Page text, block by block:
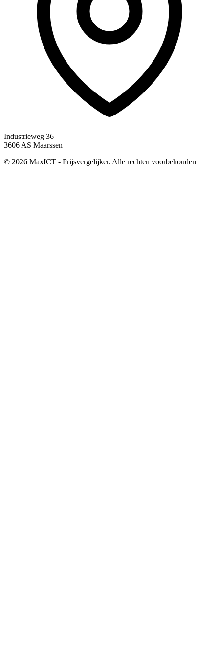
Industrieweg 36
3606 AS Maarssen
© 2026 MaxICT - Prijsvergelijker. Alle rechten voorbehouden.